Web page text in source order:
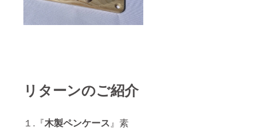
リターンのご紹介
１.『木製ペンケース』素